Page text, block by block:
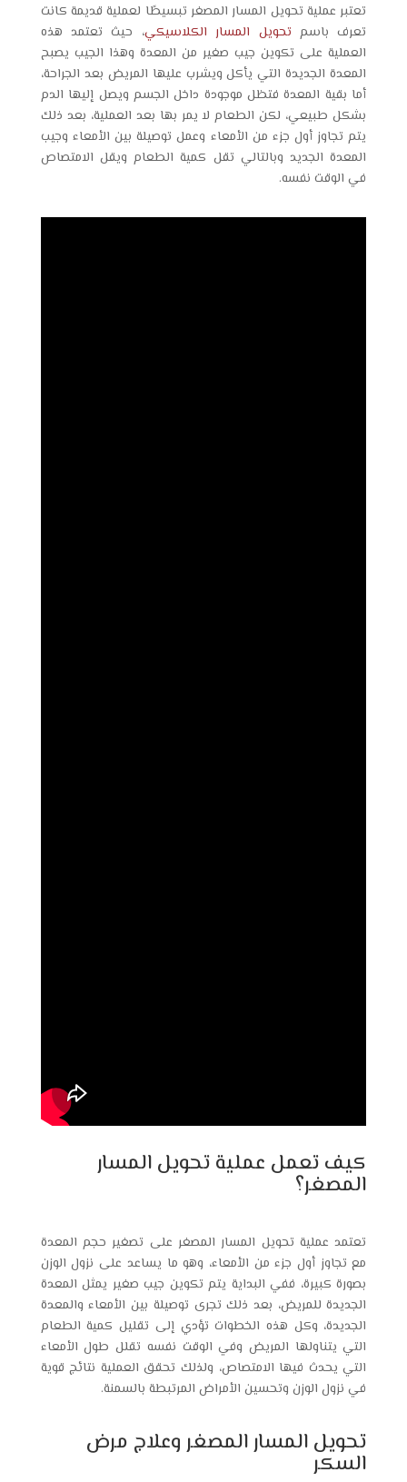
تعتبر عملية تحويل المسار المصغر تبسيطًا لعملية قديمة كانت
تعرف باسم تحويل المسار الكلاسيكي، حيث تعتمد هذه
العملية على تكوين جيب صغير من المعدة وهذا الجيب يصبح
المعدة الجديدة التي يأكل ويشرب عليها المريض بعد الجراحة،
أما بقية المعدة فتظل موجودة داخل الجسم ويصل إليها الدم
بشكل طبيعي، لكن الطعام لا يمر بها بعد العملية، بعد ذلك
يتم تجاوز أول جزء من الأمعاء وعمل توصيلة بين الأمعاء وجيب
المعدة الجديد وبالتالي تقل كمية الطعام ويقل الامتصاص
في الوقت نفسه.
كيف تعمل عملية تحويل المسار
المصغر؟
تعتمد عملية تحويل المسار المصغر على تصغير حجم المعدة
مع تجاوز أول جزء من الأمعاء، وهو ما يساعد على نزول الوزن
بصورة كبيرة، ففي البداية يتم تكوين جيب صغير يمثل المعدة
الجديدة للمريض، بعد ذلك تجرى توصيلة بين الأمعاء والمعدة
الجديدة، وكل هذه الخطوات تؤدي إلى تقليل كمية الطعام
التي يتناولها المريض وفي الوقت نفسه تقلل طول الأمعاء
التي يحدث فيها الامتصاص، ولذلك تحقق العملية نتائج قوية
في نزول الوزن وتحسين الأمراض المرتبطة بالسمنة.
تحويل المسار المصغر وعلاج مرض
السكر